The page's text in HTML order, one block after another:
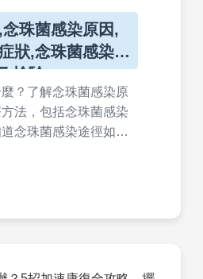
珠菌感染原因,
狀,念珠菌感染藥
,檢驗
？了解念珠菌感染原
法，包括念珠菌感染
念珠菌感染途徑如何
染的預防與治療對